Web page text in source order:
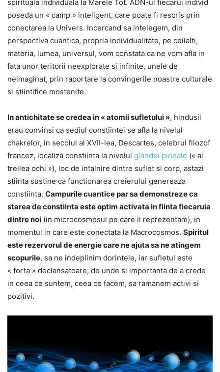
spirituala individuala la Marele Tot. ADN-ul fiecarui individ
poseda un « camp » inteligent, care poate fi rescris prin
conectarea la Univers. Incercand sa intelegem, din
perspectiva cuantica, propria individualitate, pe ceilalti,
materia, lumea, universul, vom constata ca ne vom afla in
fata unor teritorii neexplorate si infinite, unele de
neimaginat, prin raportare la convingerile noastre culturale
si stiintifice mostenite.
In antichitate se credea in « atomii sufletului », hindusii
erau convinsi ca sediul constiintei se afla la nivelul
chakrelor, in secolul al XVII-lea, Descartes, celebrul filozof
francez, localiza constiinta la nivelul glandei pineale (« al
treilea ochi »), loc de intalnire dintre suflet si corp, astazi
stiinta sustine ca functionarea creierului genereaza
constiinta. Campurile cuantice par sa demonstreze ca
starea de constiinta este optim activata in fiinta fiecaruia
dintre noi (in microcosmosul pe care il reprezentam), in
momentul in care este conectata la Macrocosmos. Spiritul
este rezervorul de energie care ne ajuta sa ne atingem
scopurile, sa ne indeplinim dorintele, iar sufletul este
« forta » declansatoare, de unde si importanta de a crede
in ceea ce suntem, ceea ce facem, sa ramanem activi si
pozitivi.